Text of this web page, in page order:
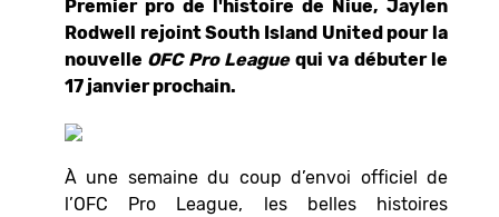
Premier pro de l'histoire de Niue, Jaylen
Rodwell rejoint South Island United pour la
nouvelle OFC Pro League qui va débuter le
17 janvier prochain.
À une semaine du coup d’envoi officiel de
l’OFC Pro League, les belles histoires